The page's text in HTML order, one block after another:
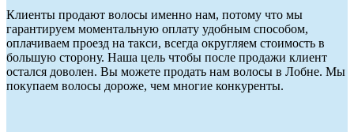
Клиенты продают волосы именно нам, потому что мы
гарантируем моментальную оплату удобным способом,
оплачиваем проезд на такси, всегда округляем стоимость в
большую сторону. Наша цель чтобы после продажи клиент
остался доволен. Вы можете продать нам волосы в Лобне. Мы
покупаем волосы дороже, чем многие конкуренты.